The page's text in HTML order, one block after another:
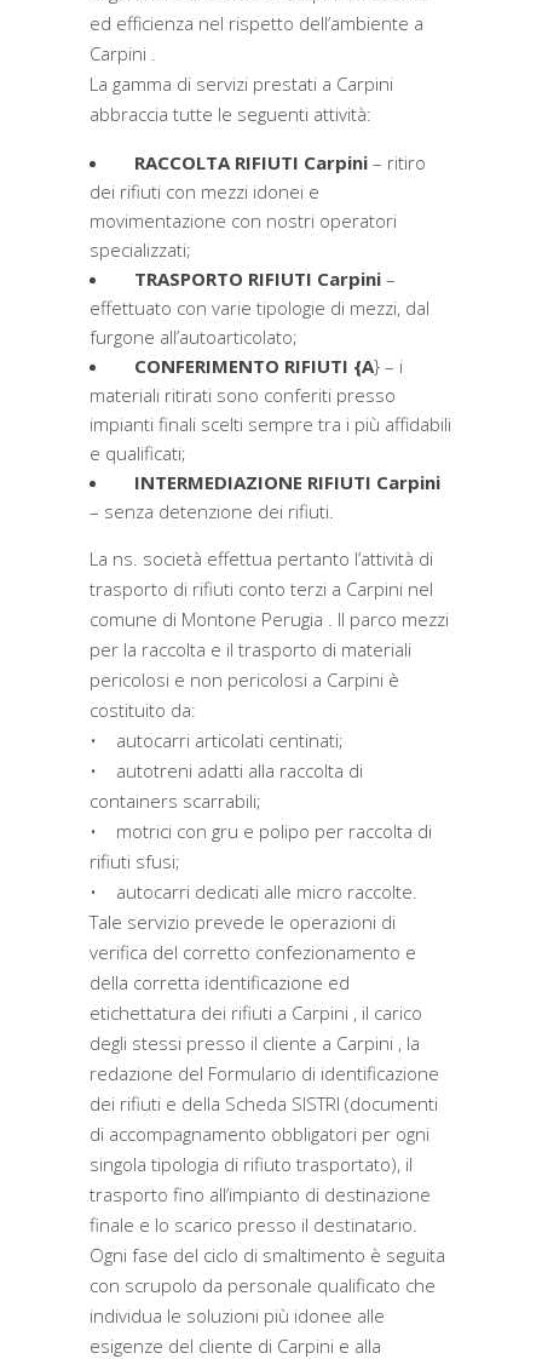
ed efficienza nel rispetto dell’ambiente a
Carpini .
La gamma di servizi prestati a Carpini
abbraccia tutte le seguenti attività:
RACCOLTA RIFIUTI Carpini – ritiro
dei rifiuti con mezzi idonei e
movimentazione con nostri operatori
specializzati;
TRASPORTO RIFIUTI Carpini –
effettuato con varie tipologie di mezzi, dal
furgone all’autoarticolato;
CONFERIMENTO RIFIUTI {A} – i
materiali ritirati sono conferiti presso
impianti finali scelti sempre tra i più affidabili
e qualificati;
INTERMEDIAZIONE RIFIUTI Carpini
– senza detenzione dei rifiuti.
La ns. società effettua pertanto l’attività di
trasporto di rifiuti conto terzi a Carpini nel
comune di Montone Perugia . Il parco mezzi
per la raccolta e il trasporto di materiali
pericolosi e non pericolosi a Carpini è
costituito da:
• autocarri articolati centinati;
• autotreni adatti alla raccolta di
containers scarrabili;
• motrici con gru e polipo per raccolta di
rifiuti sfusi;
• autocarri dedicati alle micro raccolte.
Tale servizio prevede le operazioni di
verifica del corretto confezionamento e
della corretta identificazione ed
etichettatura dei rifiuti a Carpini , il carico
degli stessi presso il cliente a Carpini , la
redazione del Formulario di identificazione
dei rifiuti e della Scheda SISTRI (documenti
di accompagnamento obbligatori per ogni
singola tipologia di rifiuto trasportato), il
trasporto fino all’impianto di destinazione
finale e lo scarico presso il destinatario.
Ogni fase del ciclo di smaltimento è seguita
con scrupolo da personale qualificato che
individua le soluzioni più idonee alle
esigenze del cliente di Carpini e alla